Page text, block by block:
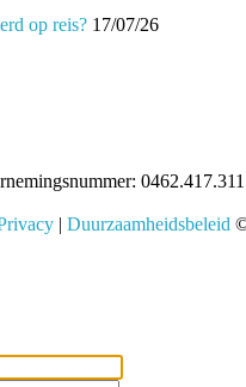
op reis? 17/07/26
| Duurzaamheidsbeleid